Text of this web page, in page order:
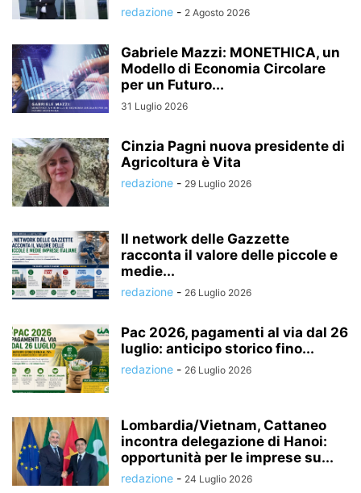
redazione - 2 Agosto 2026
Gabriele Mazzi: MONETHICA, un
Modello di Economia Circolare
per un Futuro...
31 Luglio 2026
Cinzia Pagni nuova presidente di
Agricoltura è Vita
redazione - 29 Luglio 2026
Il network delle Gazzette
racconta il valore delle piccole e
medie...
redazione - 26 Luglio 2026
Pac 2026, pagamenti al via dal 26
luglio: anticipo storico fino...
redazione - 26 Luglio 2026
Lombardia/Vietnam, Cattaneo
incontra delegazione di Hanoi:
opportunità per le imprese su...
redazione - 24 Luglio 2026